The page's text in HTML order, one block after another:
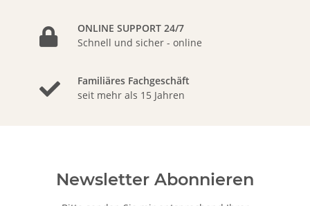
ONLINE SUPPORT 24/7
Schnell und sicher - online
Familiäres Fachgeschäft
seit mehr als 15 Jahren
Newsletter Abonnieren